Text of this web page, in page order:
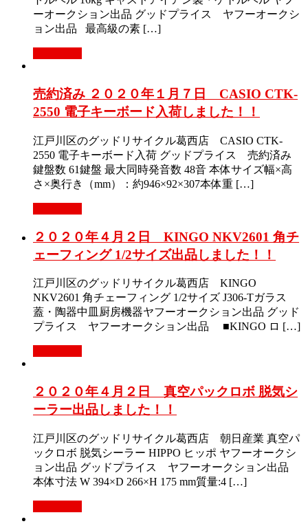
ーオークション出品 グッドプライス ヤフーオークシ
ョン出品 最高級の素 […]
売約済み ２０２０年１月７日 CASIO CTK-
2550 電子キーボード入荷しました！！
江戸川区のグッドリサイクル葛西店 CASIO CTK-
2550 電子キーボード入荷 グッドプライス 売約済み
鍵盤数 61鍵盤 最大同時発音数 48音 本体サイズ幅×高
さ×奥行き（mm）：約946×92×307本体重 […]
２０２０年４月２日 KINGO NKV2601 角チ
ェーフィング 1/2サイズ出品しました！！
江戸川区のグッドリサイクル葛西店 KINGO
NKV2601 角チェーフィング 1/2サイズ J306-Tガラス
蓋・陶器中皿厨房機器ヤフーオークション出品 グッド
プライス ヤフーオークション出品 ■KINGO ロ […]
２０２０年４月２日 真空パックロボ 脱気シ
ーラー出品しました！！
江戸川区のグッドリサイクル葛西店 朝日産業 真空パ
ックロボ 脱気シーラー HIPPO ヒッポ ヤフーオークシ
ョン出品 グッドプライス ヤフーオークション出品
本体寸法 W 394×D 266×H 175 mm質量:4 […]